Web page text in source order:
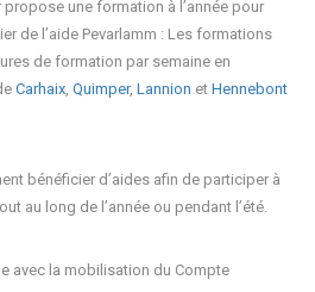
propose une formation à l’année pour
de l’aide Pevarlamm : Les formations
de formation par semaine en
Carhaix Quimper, Lannion et Hennebont
bénéficier d’aides afin de participer à
au long de l’année ou pendant l’été.
avec la mobilisation du Compte